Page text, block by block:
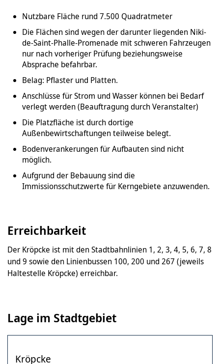
Nutzbare Fläche rund 7.500 Quadratmeter
Die Flächen sind wegen der darunter liegenden Niki-
de-Saint-Phalle-Promenade mit schweren Fahrzeugen
nur nach vorheriger Prüfung beziehungsweise
Absprache befahrbar.
Belag: Pflaster und Platten.
Anschlüsse für Strom und Wasser können bei Bedarf
verlegt werden (Beauftragung durch Veranstalter)
Die Platzfläche ist durch dortige
Außenbewirtschaftungen teilweise belegt.
Bodenverankerungen für Aufbauten sind nicht
möglich.
Aufgrund der Bebauung sind die
Immissionsschutzwerte für Kerngebiete anzuwenden.
Erreichbarkeit
Der Kröpcke ist mit den Stadtbahnlinien 1, 2, 3, 4, 5, 6, 7, 8
und 9 sowie den Linienbussen 100, 200 und 267 (jeweils
Haltestelle Kröpcke) erreichbar.
Lage im Stadtgebiet
Kröpcke